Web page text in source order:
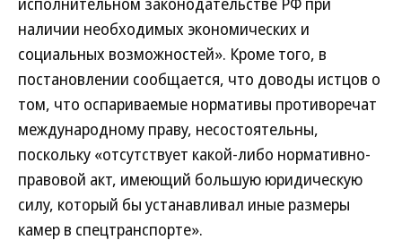
наличии необходимых экономических и
социальных возможностей». Кроме того, в
постановлении сообщается, что доводы истцов о
том, что оспариваемые нормативы противоречат
международному праву, несостоятельны,
поскольку «отсутствует какой-либо нормативно-
правовой акт, имеющий большую юридическую
силу, который бы устанавливал иные размеры
камер в спецтранспорте».